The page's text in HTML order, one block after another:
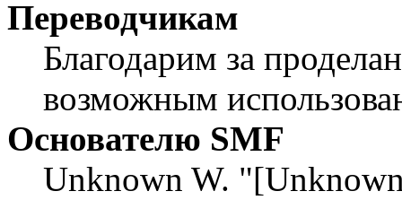
Переводчикам
Благодарим за
возможным
Основателю SMF
Unknown W.